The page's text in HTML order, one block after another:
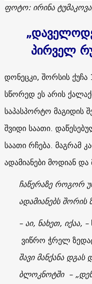
ფოტო: ირინა
პირველ
დონეცკი, შორსის
სწორედ ეს არის
საპასპორტო
შვიდი საათი.
საათი რჩება. მაგრამ
ადამიანები მოდიან
ჩაწერაზე როგორ
ადამიანებს შორის
– აი, ნახეთ, იქაა, –
ვიწრო ჭრელ
შავი მანქანა დგას
ბლოკნოტში –